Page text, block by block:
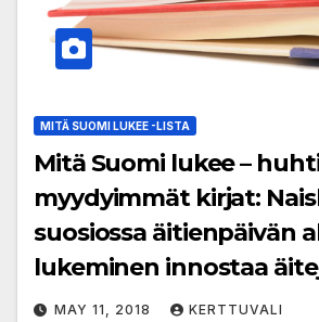
MITÄ SUOMI LUKEE -LISTA
Mitä Suomi lukee –
myydyimmät kirjat:
suosiossa äitienpäivän
lukeminen innostaa
MAY 11, 2018 KERTTUVALI